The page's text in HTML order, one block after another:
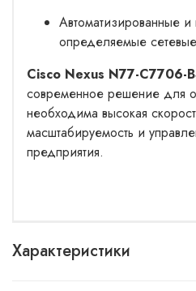
Автоматизированные
определяемые
Cisco Nexus N77-C7706-
современное решение для
необходима высокая
масштабируемость и
предприятия.
Характеристики